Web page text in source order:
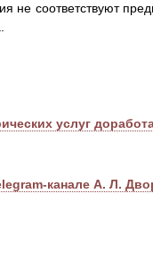
не соответствуют
услуг
канале А. Л.